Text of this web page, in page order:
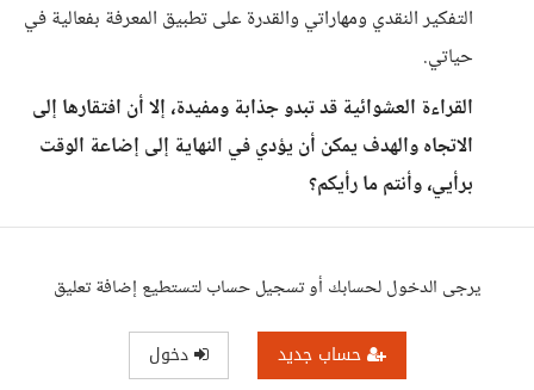
التفكير النقدي ومهاراتي والقدرة على تطبيق المعرفة بفعالية في
حياتي.
القراءة العشوائية قد تبدو جذابة ومفيدة، إلا أن افتقارها إلى
الاتجاه والهدف يمكن أن يؤدي في النهاية إلى إضاعة الوقت
برأيي، وأنتم ما رأيكم؟
يرجى الدخول لحسابك أو تسجيل حساب لتستطيع إضافة تعليق
حساب جديد دخول